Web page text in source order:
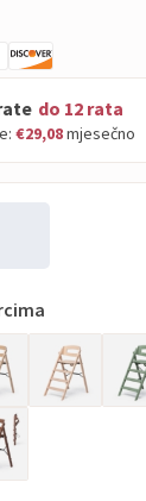
do 12 rata
€29,08mjesečno
Maestro
Master
Visa
Visa